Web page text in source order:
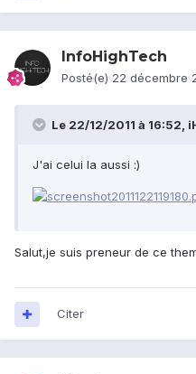
InfoHighTech
Posté(e) 22 décembre
Le 22/12/2011 à 16:52,
J'ai celui la aussi :)
Salut,je suis preneur de ce
Citer